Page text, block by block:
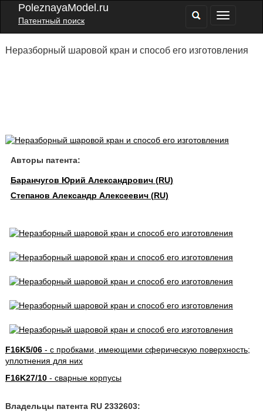
PoleznayaModel.ru
Патентный поиск
Неразборный шаровой кран и способ его изготовления
Авторы патента:
Баранчугов Юрий Александрович (RU)
Степанов Александр Алексеевич (RU)
F16K5/06- с пробками, имеющими сферическую поверхность;
уплотнения для них
F16K27/10- сварные корпусы
Владельцы патента RU 2332603: